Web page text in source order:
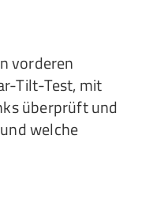
vorderen
Tilt-Test, mit
überprüft und
welche